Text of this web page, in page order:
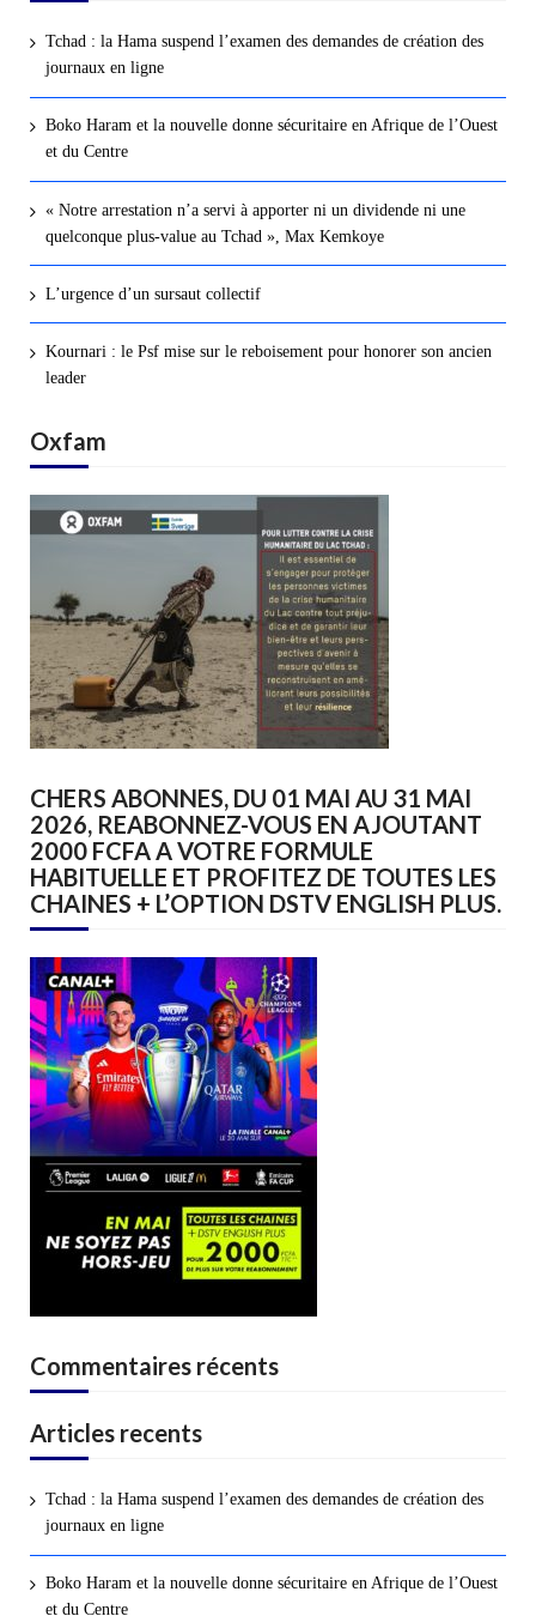
Tchad : la Hama suspend l’examen des demandes de création des
journaux en ligne
Boko Haram et la nouvelle donne sécuritaire en Afrique de l’Ouest
et du Centre
« Notre arrestation n’a servi à apporter ni un dividende ni une
quelconque plus-value au Tchad », Max Kemkoye
L’urgence d’un sursaut collectif
Kournari : le Psf mise sur le reboisement pour honorer son ancien
leader
Oxfam
CHERS ABONNES, DU 01 MAI AU 31 MAI
2026, REABONNEZ-VOUS EN AJOUTANT
2000 FCFA A VOTRE FORMULE
HABITUELLE ET PROFITEZ DE TOUTES LES
CHAINES + L’OPTION DSTV ENGLISH PLUS.
Commentaires récents
Articles recents
Tchad : la Hama suspend l’examen des demandes de création des
journaux en ligne
Boko Haram et la nouvelle donne sécuritaire en Afrique de l’Ouest
et du Centre